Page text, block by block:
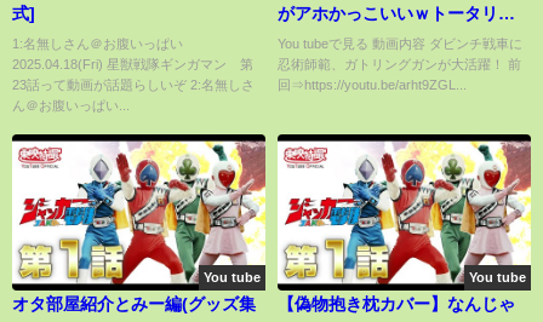
式]
1:名無しさん＠お腹いっぱい
2025.04.18(Fri) 星獣戦隊ギンガマン 第
23話って動画が話題らしいぞ 2:名無しさ
ん＠お腹いっぱい...
がアホかっこいいｗトータリー
アキュレートバトルシュミレー
ター実況＃8【Totally Accurate
Battle Simulator】
You tubeで見る 動画内容 ダビンチ戦車に
忍術師範、ガトリングガンが大活躍！ 前
回⇒https://youtu.be/arht9ZGL...
You tube
オタ部屋紹介とみー編(グッズ集
You tube
【偽物抱き枕カバー】なんじゃ